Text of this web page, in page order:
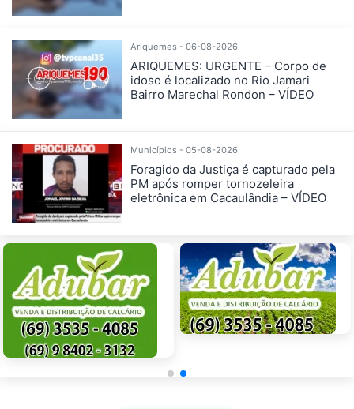
Ariquemes - 06-08-2026
ARIQUEMES: URGENTE – Corpo de
idoso é localizado no Rio Jamari
Bairro Marechal Rondon – VÍDEO
Municípios - 05-08-2026
Foragido da Justiça é capturado pela
PM após romper tornozeleira
eletrônica em Cacaulândia – VÍDEO